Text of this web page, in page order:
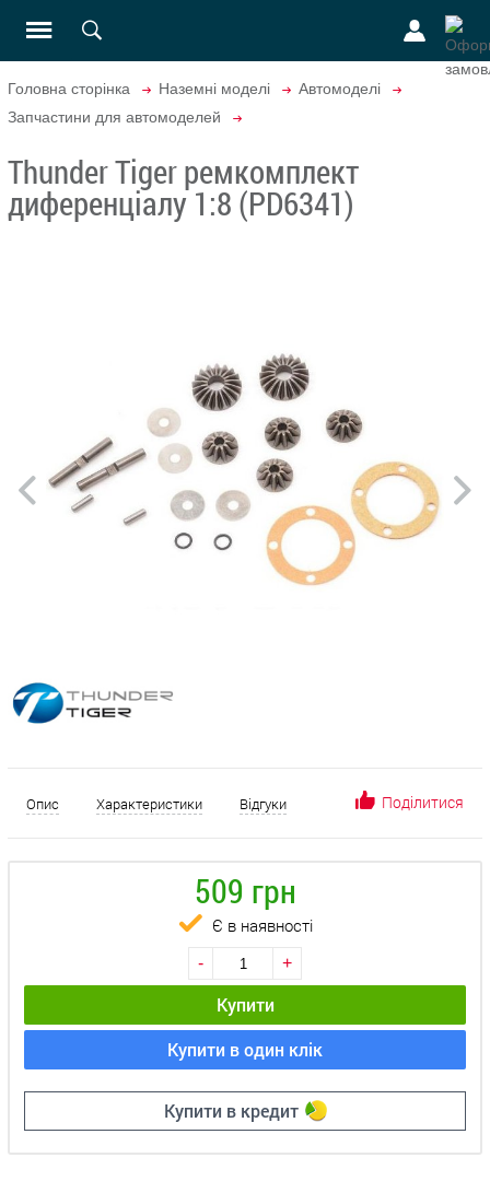
Головна сторінка Наземні моделі
Автомоделі
Запчастини для автомоделей
Thunder Tiger ремкомплект
диференціалу 1:8 (PD6341)
Опис Характеристики Відгуки Поділитися
509 грн
Є в наявності
- +
Купити
Купити в один клік
Купити в кредит